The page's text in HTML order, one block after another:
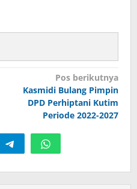
Pos berikutnya
Kasmidi Bulang Pimpin
DPD Perhiptani Kutim
Periode 2022-2027